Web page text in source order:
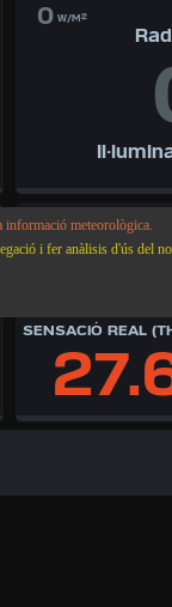
0W/M²
TERRATRÈMOLS
3.7
SENSACIÓ REAL
informació meteorològica.
i fer anàlisis d'ús del